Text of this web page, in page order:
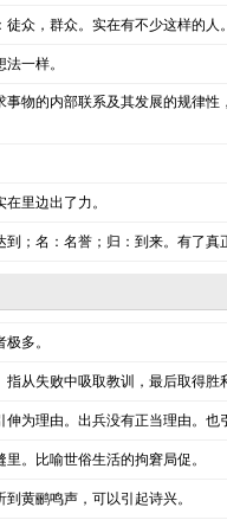
徒众，群众。实在有不少这样的人
一样。
事物的内部联系及其发展的规律
里边出了力。
到；名：名誉；归：到来。有了
多。
指从失败中吸取教训，最后取得胜
伸为理由。出兵没有正当理由。
。比喻世俗生活的拘窘局促。
黄鹂鸣声，可以引起诗兴。